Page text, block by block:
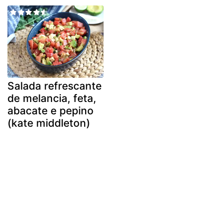
Salada refrescante
de melancia, feta,
abacate e pepino
(kate middleton)